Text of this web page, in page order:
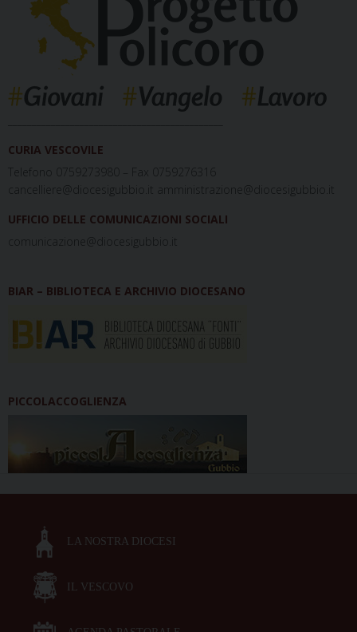
CURIA VESCOVILE
Telefono 0759273980 – Fax 0759276316
cancelliere@diocesigubbio.it amministrazione@diocesigubbio.it
UFFICIO DELLE COMUNICAZIONI SOCIALI
comunicazione@diocesigubbio.it
BIAR – BIBLIOTECA E ARCHIVIO DIOCESANO
PICCOLACCOGLIENZA
LA NOSTRA DIOCESI
IL VESCOVO